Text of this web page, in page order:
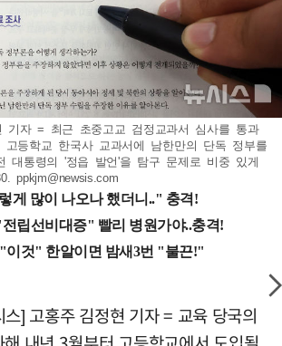
기자 = 최근 초중고교 검정교과서 심사를 통과
고등학교 한국사 교과서에 남한만의 단독 정부를
대통령의 '정읍 발언'을 탐구 문제로 비중 있게
ppkjm@newsis.com
] 고홍주 김정현 기자 = 교육 당국의